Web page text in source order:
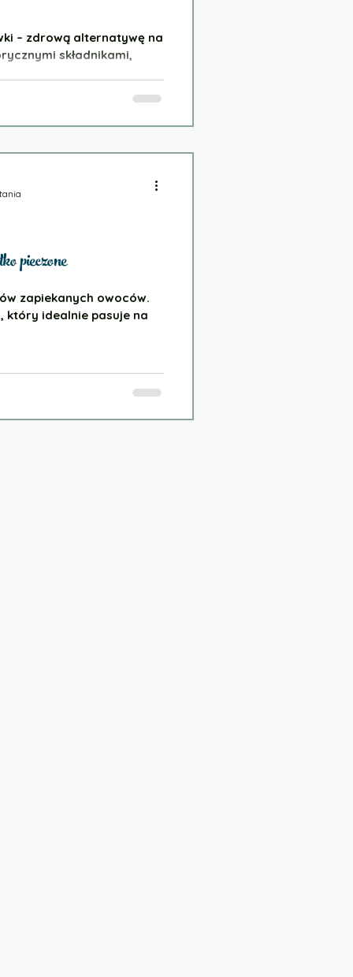
– zdrową alternatywę na
składnikami,
zapiekanych owoców.
który idealnie pasuje na